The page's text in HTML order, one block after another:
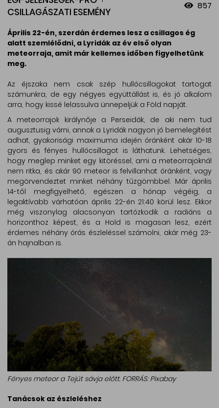
CSILLAGÁSZATI ESEMÉNY
857
Április 22-én, szerdán érdemes lesz a csillagos ég
alatt szemlélődni, a Lyridák az év első olyan
meteorraja, amit már kellemes időben figyelhetünk
meg.
Az éjszaka nem csak szép hullócsillagokat tartogat
számunkra, de egy négyes együttállást is, és jó alkalom
arra, hogy kissé lelassulva ünnepeljük a Föld napját.
A meteorrajok királynője a Perseidák, de aki nem tud
augusztusig várni, annak a Lyridák nagyon jó bemelegítést
adhat, gyakorisági maximuma idején óránként akár 10-18
gyors és fényes hullócsillagot is láthatunk. Lehetséges,
hogy meglep minket egy kitöréssel, ami a meteorrajoknál
nem ritka, és akár 90 meteor is felvillanhat óránként, vagy
megörvendeztet minket néhány tűzgömbbel. Már április
14-től megfigyelhető, egészen a hónap végéig, a
legaktívabb várhatóan április 22-én 21:40 körül lesz. Ekkor
még viszonylag alacsonyan tartózkodik a radiáns a
horizonthoz képest, és a Hold is magasan lesz, ezért
érdemes néhány órás észleléssel számolni, akár még 23-
án hajnalban is.
Fényes meteor a Tejút sávja előtt. FORRÁS: Pixabay
Tanácsok az észleléshez